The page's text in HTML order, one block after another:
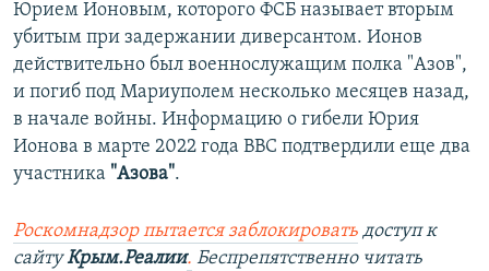
Юрием Ионовым, которого ФСБ называет вторым
убитым при задержании диверсантом. Ионов
действительно был военнослужащим полка "Азов",
и погиб под Мариуполем несколько месяцев назад,
в начале войны. Информацию о гибели Юрия
Ионова в марте 2022 года BBC подтвердили еще два
участника "Азова".
Роскомнадзор пытается заблокировать доступ к
сайтуКрым.Реалии. Беспрепятственно читать